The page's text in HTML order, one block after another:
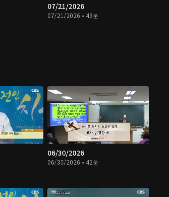
07/21/2026
07/21/2026 • 43분
06/30/2026
06/30/2026 • 42분